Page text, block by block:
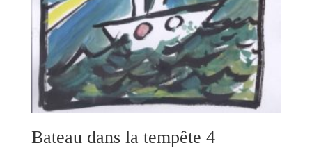
Bateau dans la tempête 4